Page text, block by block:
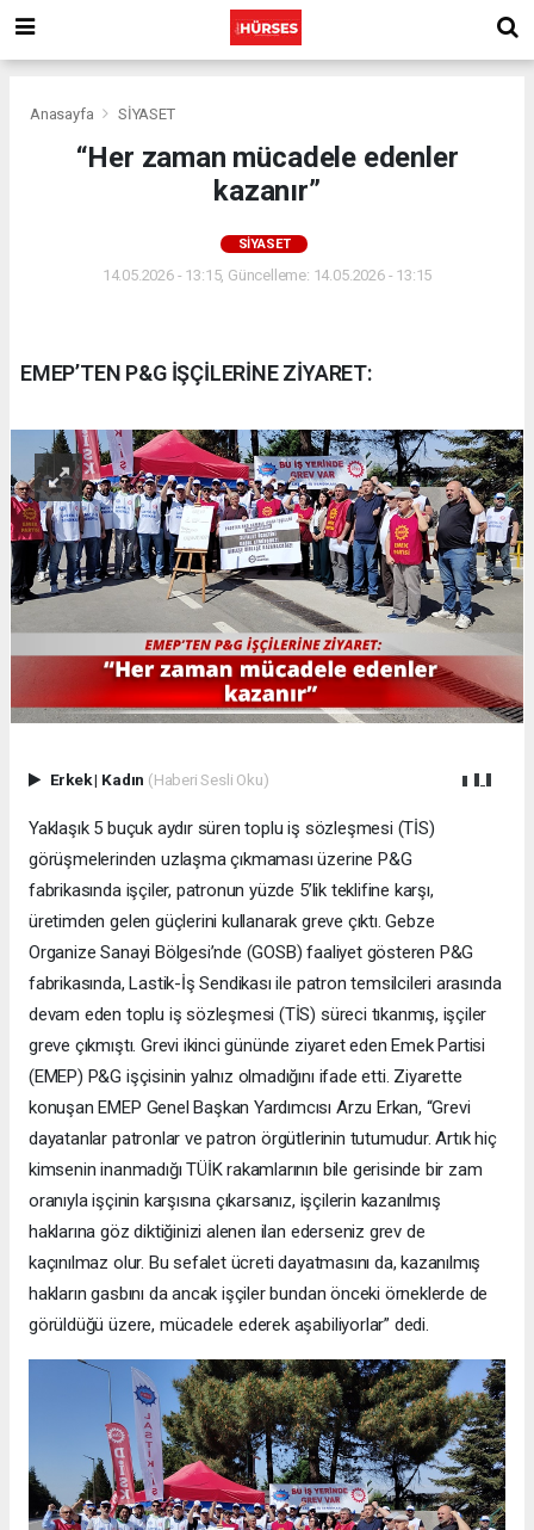
Anasayfa SİYASET
“Her zaman mücadele edenler
kazanır”
SİYASET
14.05.2026 - 13:15, Güncelleme: 14.05.2026 - 13:15
EMEP’TEN P&G İŞÇİLERİNE ZİYARET:
Erkek| Kadın (Haberi Sesli Oku)
Yaklaşık 5 buçuk aydır süren toplu iş sözleşmesi (TİS)
görüşmelerinden uzlaşma çıkmaması üzerine P&G
fabrikasında işçiler, patronun yüzde 5’lik teklifine karşı,
üretimden gelen güçlerini kullanarak greve çıktı. Gebze
Organize Sanayi Bölgesi’nde (GOSB) faaliyet gösteren P&G
fabrikasında, Lastik-İş Sendikası ile patron temsilcileri arasında
devam eden toplu iş sözleşmesi (TİS) süreci tıkanmış, işçiler
greve çıkmıştı. Grevi ikinci gününde ziyaret eden Emek Partisi
(EMEP) P&G işçisinin yalnız olmadığını ifade etti. Ziyarette
konuşan EMEP Genel Başkan Yardımcısı Arzu Erkan, “Grevi
dayatanlar patronlar ve patron örgütlerinin tutumudur. Artık hiç
kimsenin inanmadığı TÜİK rakamlarının bile gerisinde bir zam
oranıyla işçinin karşısına çıkarsanız, işçilerin kazanılmış
haklarına göz diktiğinizi alenen ilan ederseniz grev de
kaçınılmaz olur. Bu sefalet ücreti dayatmasını da, kazanılmış
hakların gasbını da ancak işçiler bundan önceki örneklerde de
görüldüğü üzere, mücadele ederek aşabiliyorlar” dedi.